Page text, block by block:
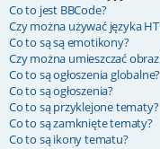
Co to jest BBCode?
Czy można używać języka
Co to są są emotikony?
Czy można umieszczać
Co to są ogłoszenia globalne?
Co to są ogłoszenia?
Co to są przyklejone tematy?
Co to są zamknięte tematy?
Co to są ikony tematu?